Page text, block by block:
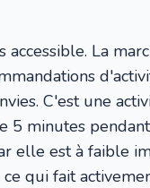
La
C'est une
5 minutes
elle est à faible
qui fait